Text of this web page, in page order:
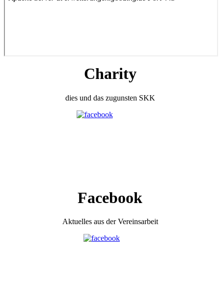
Charity
dies und das zugunsten SKK
Facebook
Aktuelles aus der Vereinsarbeit